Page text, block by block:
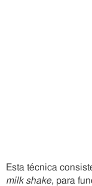
Esta técnica
milk shake, para